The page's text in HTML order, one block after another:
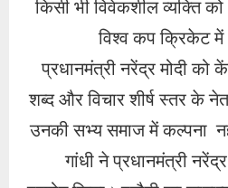
किसी भी विवेकशील व्यक्ति
विश्व कप क्रिकेट में
प्रधानमंत्री नरेंद्र मोदी
शब्द और विचार शीर्ष स्तर के
उनकी सभ्य समाज में कल्पना
गांधी ने प्रधानमंत्री